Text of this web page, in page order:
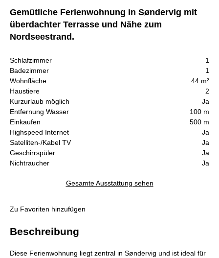
Gemütliche Ferienwohnung in Søndervig mit
überdachter Terrasse und Nähe zum
Nordseestrand.
Schlafzimmer
1
Badezimmer
1
Wohnfläche
44 m²
Haustiere
2
Kurzurlaub möglich
Ja
Entfernung Wasser
100 m
Einkaufen
500 m
Highspeed Internet
Ja
Satelliten-/Kabel TV
Ja
Geschirrspüler
Ja
Nichtraucher
Ja
Gesamte Ausstattung sehen
Zu Favoriten hinzufügen
Beschreibung
Diese Ferienwohnung liegt zentral in Søndervig und ist ideal für